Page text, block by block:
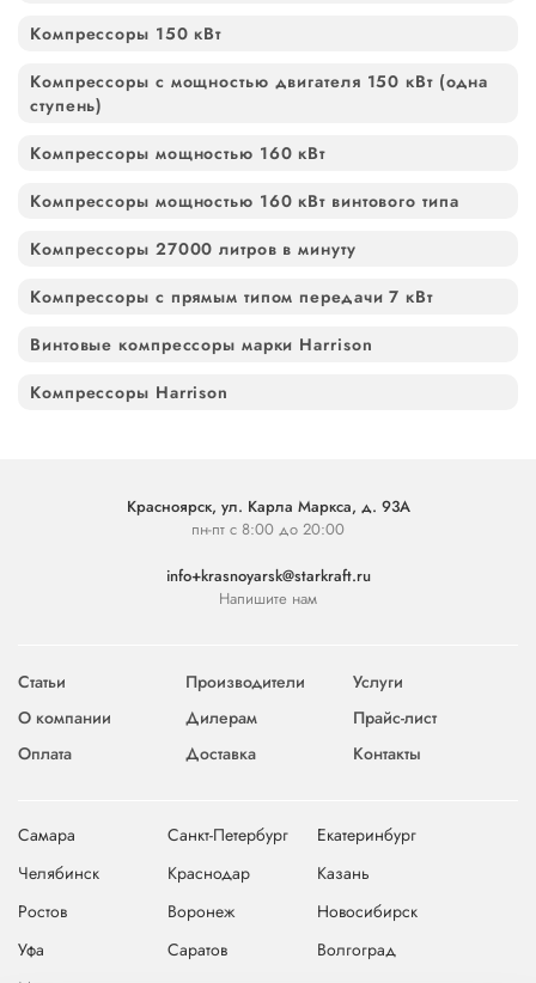
Компрессоры 150 кВт
Компрессоры с мощностью двигателя 150 кВт (одна
ступень)
Компрессоры мощностью 160 кВт
Компрессоры мощностью 160 кВт винтового типа
Компрессоры 27000 литров в минуту
Компрессоры с прямым типом передачи 7 кВт
Винтовые компрессоры марки Harrison
Компрессоры Harrison
Красноярск, ул. Карла Маркса, д. 93А
пн-пт с 8:00 до 20:00
info+krasnoyarsk@starkraft.ru
Напишите нам
Статьи Производители
Услуги
О компании
Дилерам
Прайс-лист
Оплата
Доставка Контакты
Самара Санкт-Петербург
Екатеринбург
Челябинск
Краснодар
Казань
Ростов
Воронеж
Новосибирск
Уфа
Саратов
Волгоград